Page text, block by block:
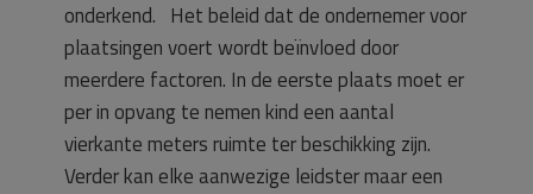
onderkend. Het beleid dat de ondernemer voor
plaatsingen voert wordt beïnvloed door
meerdere factoren. In de eerste plaats moet er
per in opvang te nemen kind een aantal
vierkante meters ruimte ter beschikking zijn.
Verder kan elke aanwezige leidster maar een